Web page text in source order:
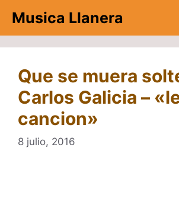
contenido
Musica Llanera
Que se muera
Carlos Galicia –
cancion»
8 julio, 2016